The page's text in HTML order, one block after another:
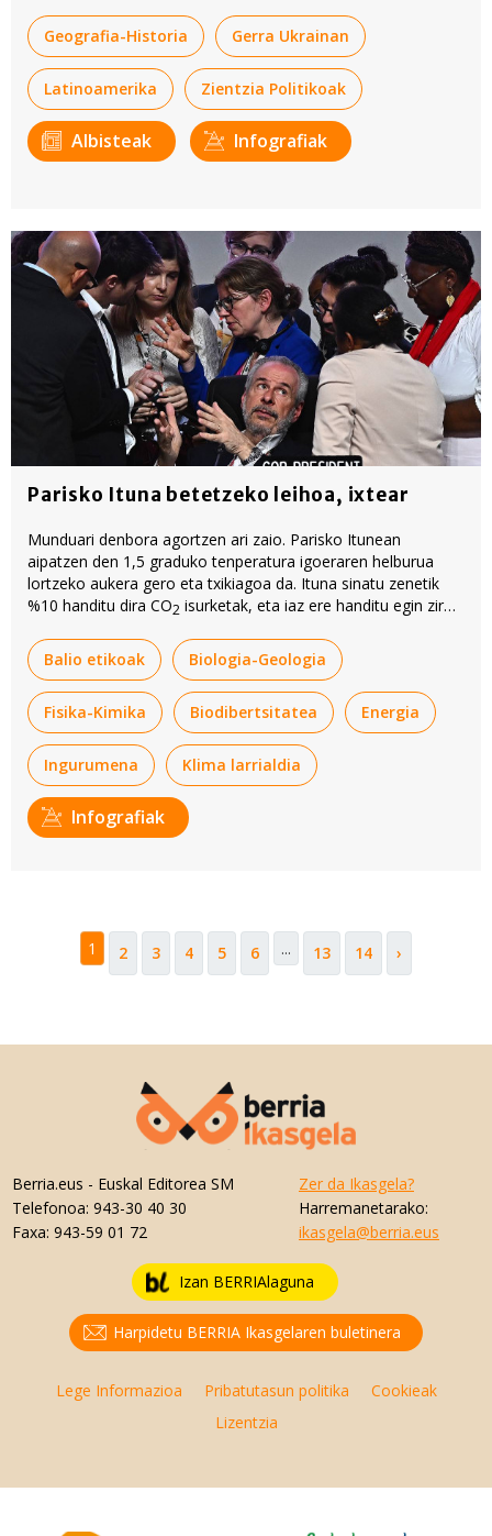
Geografia-Historia Gerra Ukrainan
Latinoamerika Zientzia Politikoak
Albisteak Infografiak
Parisko Ituna betetzeko leihoa, ixtear
Munduari denbora agortzen ari zaio. Parisko Itunean
aipatzen den 1,5 graduko tenperatura igoeraren helburua
lortzeko aukera gero eta txikiagoa da. Ituna sinatu zenetik
%10 handitu dira CO2 isurketak, eta iaz ere handitu egin ziren
Balio etikoak
Biologia-Geologia
Fisika-Kimika Biodibertsitatea Energia
Ingurumena Klima larrialdia
Infografiak
1 2 3 4 5 6 ... 13 14 ›
Berria.eus - Euskal Editorea SM
Telefonoa: 943-30 40 30
Faxa: 943-59 01 72
Zer da Ikasgela?
Harremanetarako:
ikasgela@berria.eus
Izan BERRIAlaguna
Harpidetu BERRIA Ikasgelaren buletinera
Lege Informazioa Pribatutasun politika
Cookieak
Lizentzia